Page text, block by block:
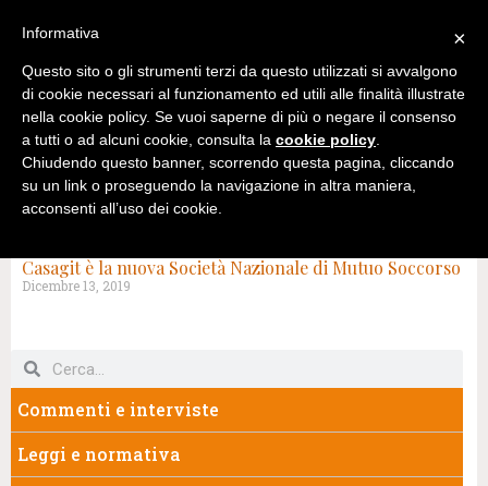
Casagit è la nuova Società Nazionale di Mutuo Soccorso
Dicembre 13, 2019
Commenti e interviste
Leggi e normativa
×
Informativa
Questo sito o gli strumenti terzi da questo utilizzati si avvalgono
di cookie necessari al funzionamento ed utili alle finalità illustrate
nella cookie policy. Se vuoi saperne di più o negare il consenso
a tutti o ad alcuni cookie, consulta la cookie policy.
Chiudendo questo banner, scorrendo questa pagina, cliccando
su un link o proseguendo la navigazione in altra maniera,
acconsenti all’uso dei cookie.